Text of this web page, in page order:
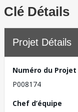
Clé Détails
Projet Détails
Numéro du Projet
P008174
Chef d’équipe